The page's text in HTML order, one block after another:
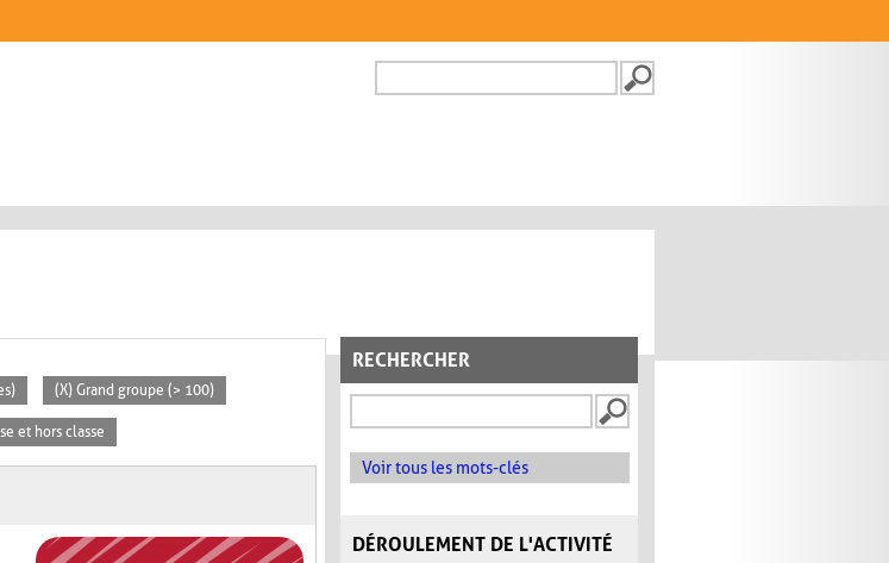
FORMULAIRE DE
RECHERCHER
Voir tous les mots-clés
DÉROULEMENT DE L'ACTIVITÉ
(X) Grand groupe (> 100)
et hors classe